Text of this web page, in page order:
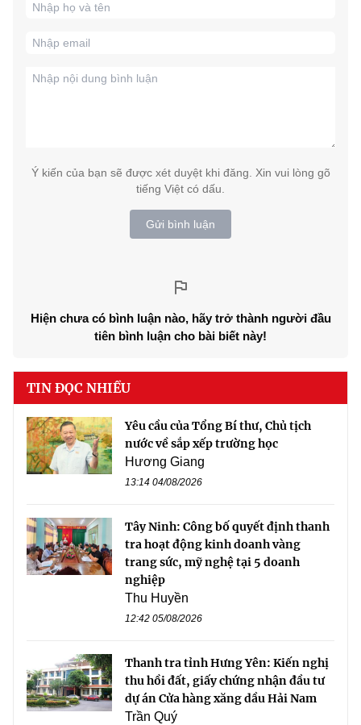
Ý kiến của bạn sẽ được xét duyệt khi đăng. Xin vui lòng gõ
tiếng Việt có dấu.
Gửi bình luận
Hiện chưa có bình luận nào, hãy trở thành người đầu
tiên bình luận cho bài biết này!
TIN ĐỌC NHIỀU
Yêu cầu của Tổng Bí thư, Chủ tịch
nước về sắp xếp trường học
Hương Giang
13:14 04/08/2026
Tây Ninh: Công bố quyết định thanh
tra hoạt động kinh doanh vàng
trang sức, mỹ nghệ tại 5 doanh
nghiệp
Thu Huyền
12:42 05/08/2026
Thanh tra tỉnh Hưng Yên: Kiến nghị
thu hồi đất, giấy chứng nhận đầu tư
dự án Cửa hàng xăng dầu Hải Nam
Trần Quý